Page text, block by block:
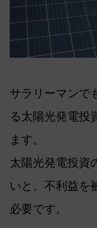
サラリーマンで
る太陽光発電投
ます。
太陽光発電投資
いと、不利益を
必要です。